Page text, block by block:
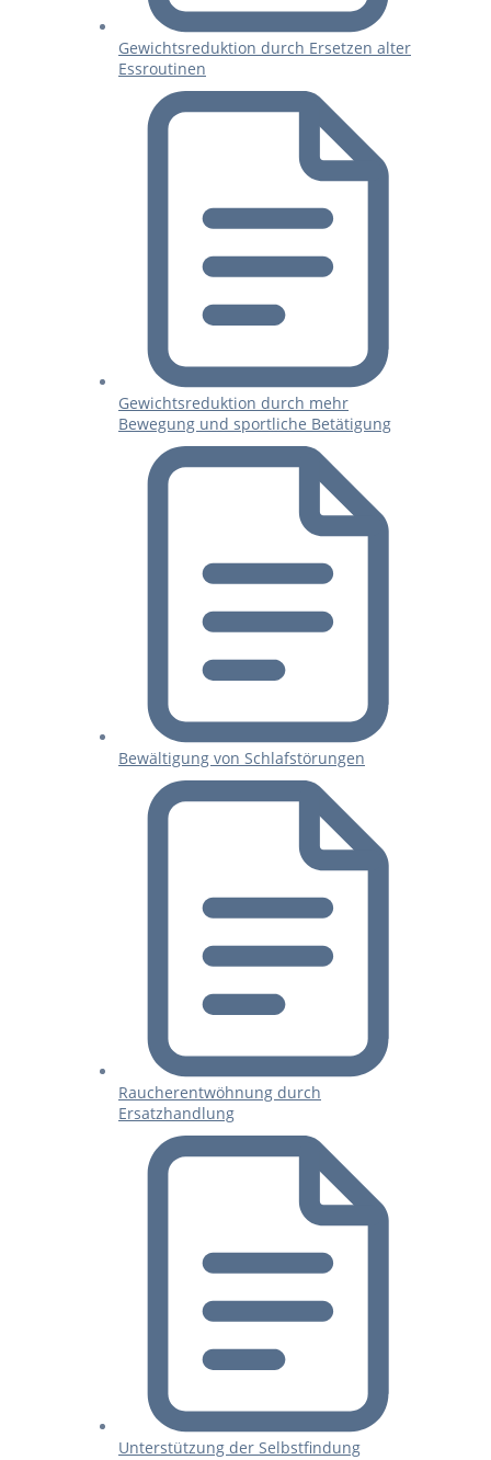
Gewichtsreduktion durch Ersetzen alter
Essroutinen
Gewichtsreduktion durch mehr
Bewegung und sportliche Betätigung
Bewältigung von Schlafstörungen
Raucherentwöhnung durch
Ersatzhandlung
Unterstützung der Selbstfindung